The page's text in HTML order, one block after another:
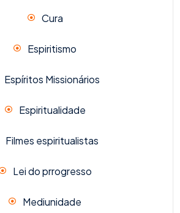
Cura
Espiritismo
Espíritos Missionários
Espiritualidade
Filmes espiritualistas
Lei do prrogresso
Mediunidade